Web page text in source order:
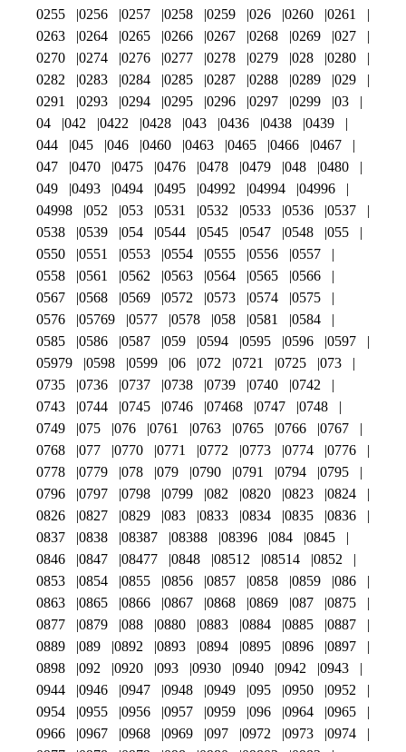
0255
0256 0257 0258 0259 026 0260
0261
0263
0264 0265 0266 0267 0268 0269
027
0270
0274 0276 0277 0278 0279 028
0280
0282
0283 0284 0285 0287 0288 0289
029
0291
0293 0294 0295 0296 0297 0299
03
04
042 0422 0428 043 0436 0438
0439
044
045 046 0460 0463 0465 0466
0467
047
0470 0475 0476 0478 0479 048
0480
049
0493 0494 0495 04992 04994
04996
04998
052 053 0531 0532 0533 0536
0537
0538
0539 054 0544 0545 0547 0548
055
0550
0551 0553 0554 0555 0556
0557
0558
0561 0562 0563 0564 0565
0566
0567
0568 0569 0572 0573 0574
0575
0576
05769 0577 0578 058 0581
0584
0585
0586 0587 059 0594 0595 0596
0597
05979
0598 0599 06 072 0721 0725
073
0735
0736 0737 0738 0739 0740
0742
0743
0744 0745 0746 07468 0747
0748
0749
075 076 0761 0763 0765 0766
0767
0768
077 0770 0771 0772 0773 0774
0776
0778
0779 078 079 0790 0791 0794
0795
0796
0797 0798 0799 082 0820 0823
0824
0826
0827 0829 083 0833 0834 0835
0836
0837
0838 08387 08388 08396 084
0845
0846
0847 08477 0848 08512 08514
0852
0853
0854 0855 0856 0857 0858 0859
086
0863
0865 0866 0867 0868 0869 087
0875
0877
0879 088 0880 0883 0884 0885
0887
0889
089 0892 0893 0894 0895 0896
0897
0898
092 0920 093 0930 0940 0942
0943
0944
0946 0947 0948 0949 095 0950
0952
0954
0955 0956 0957 0959 096 0964
0965
0966
0967 0968 0969 097 0972 0973
0974